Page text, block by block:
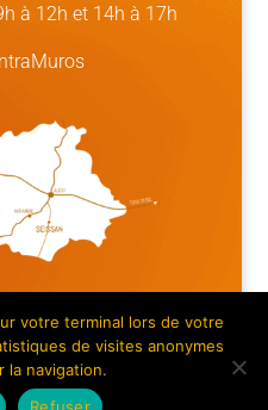
à 12h et 14h à 17h
|Plan du site
votre terminal lors de votre
de visites anonymes
la navigation.
Refuser